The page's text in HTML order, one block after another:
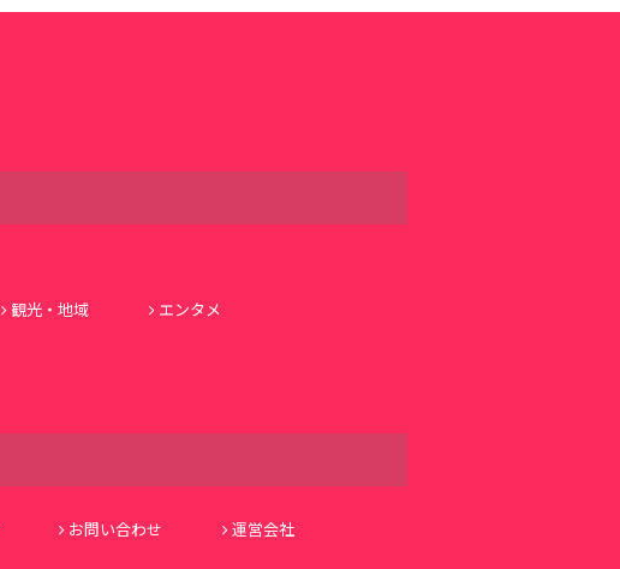
観光・地域
エンタメ
お問い合わせ 運営会社